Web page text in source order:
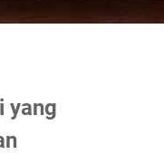
yang